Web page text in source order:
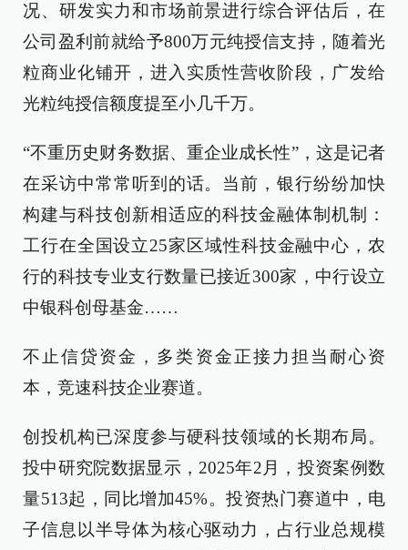
况、研发实力和市场前景进行综合评估后，在
公司盈利前就给予800万元纯授信支持，随着光
粒商业化铺开，进入实质性营收阶段，广发给
光粒纯授信额度提至小几千万。
“不重历史财务数据、重企业成长性”，这是记者
在采访中常常听到的话。当前，银行纷纷加快
构建与科技创新相适应的科技金融体制机制：
工行在全国设立25家区域性科技金融中心，农
行的科技专业支行数量已接近300家，中行设立
中银科创母基金……
不止信贷资金，多类资金正接力担当耐心资
本，竞速科技企业赛道。
创投机构已深度参与硬科技领域的长期布局。
投中研究院数据显示，2025年2月，投资案例数
量513起，同比增加45%。投资热门赛道中，电
子信息以半导体为核心驱动力，占行业总规模